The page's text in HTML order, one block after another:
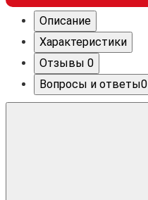
Описание
Характеристики
Отзывы 0
Вопросы и ответы0